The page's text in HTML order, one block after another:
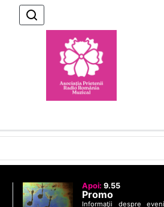
Apoi:9.55
Promo
Informaţii despre